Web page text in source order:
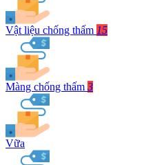
Vật liệu chống thấm 15
Màng chống thấm 3
Vữa